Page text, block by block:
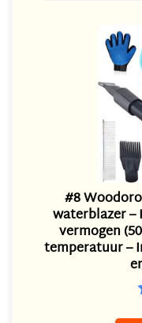
#8
waterblazer –
vermogen
temperatuur –